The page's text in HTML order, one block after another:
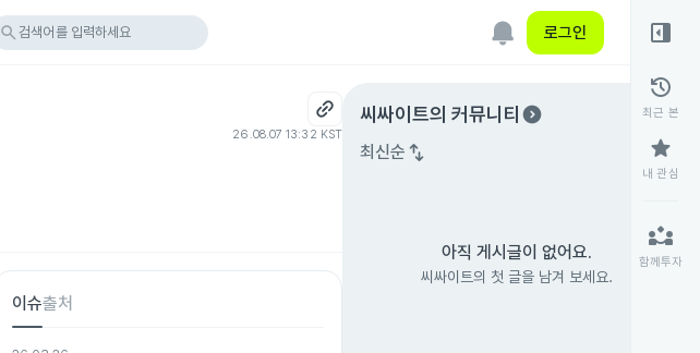
search 검색어를 입력하세요 로그인
26.08.07 13:32 KST
이슈출처
씨싸이트의 커뮤니티 expand_circle_right
최신순 swap_vert
아직 게시글이 없어요.
씨싸이트의 첫 글을 남겨 보세요.
right_panel_open
history
최근 본
star
내 관심
partner_exchange
함께투자